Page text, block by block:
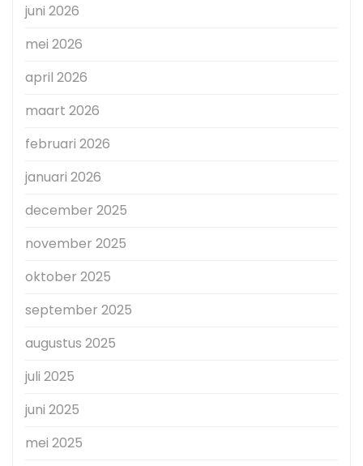
juni 2026
mei 2026
april 2026
maart 2026
februari 2026
januari 2026
december 2025
november 2025
oktober 2025
september 2025
augustus 2025
juli 2025
juni 2025
mei 2025